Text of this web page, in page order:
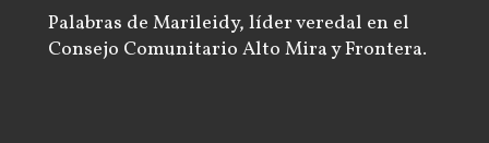
Palabras de Marileidy, líder veredal en el
Consejo Comunitario Alto Miray Frontera.